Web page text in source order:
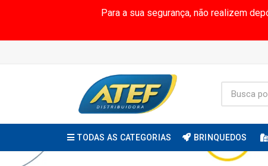
Para a sua segurança, não realizem
TODAS AS CATEGORIAS BRINQUEDOS